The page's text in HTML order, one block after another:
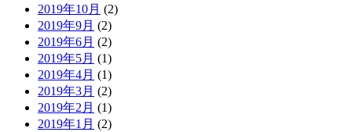
2019年10月 (2)
2019年9月 (2)
2019年6月 (2)
2019年5月 (1)
2019年4月 (1)
2019年3月 (2)
2019年2月 (1)
2019年1月 (2)